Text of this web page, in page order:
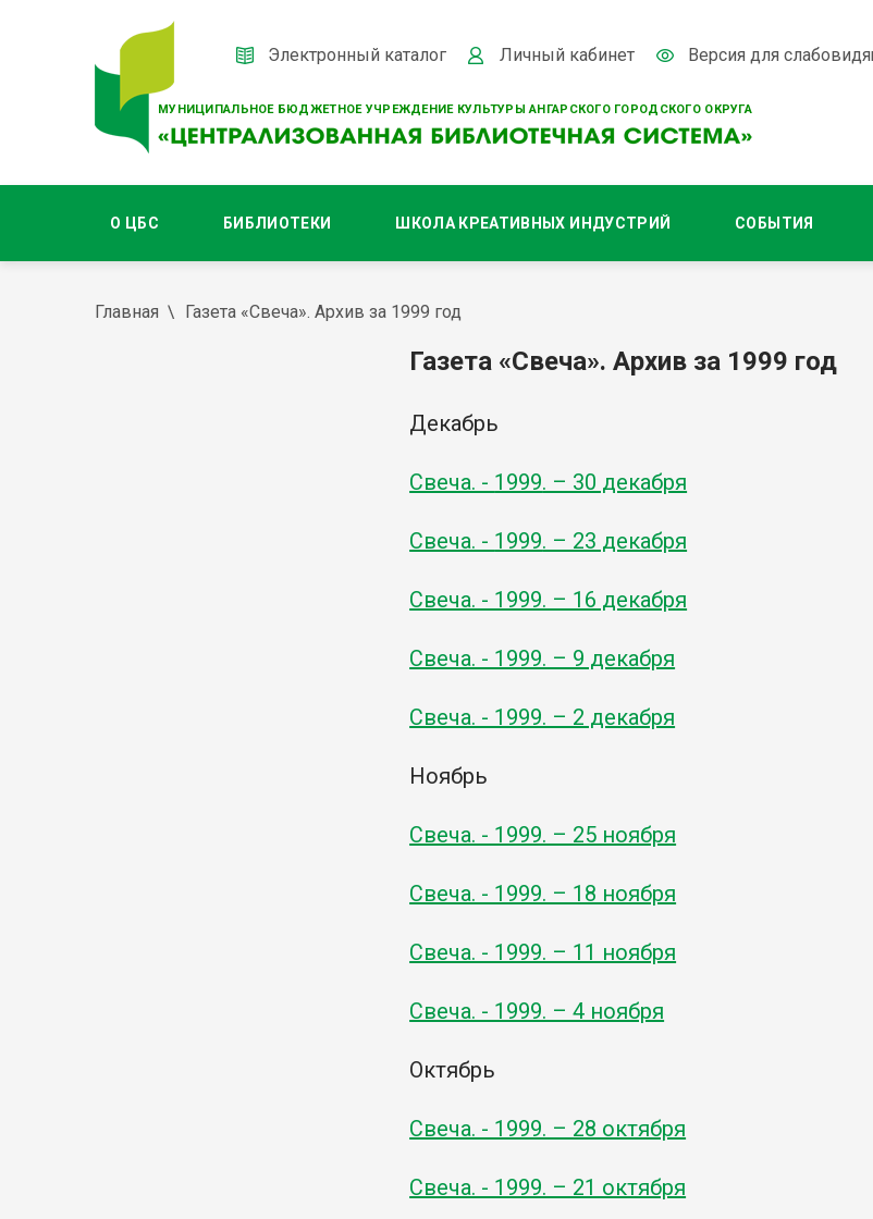
МУНИЦИПАЛЬНОЕ БЮДЖЕТНОЕ УЧРЕЖДЕНИЕ КУЛЬТУРЫ АНГАРСКОГО ГОРОДСКОГО ОКРУГА
Электронный каталог Личный кабинет Версия для
О ЦБС БИБЛИОТЕКИ ШКОЛА КРЕАТИВНЫХ ИНДУСТРИЙ СОБЫТИЯ
Главная Газета «Свеча». Архив за 1999 год
Газета «Свеча». Архив за 1999 год
Декабрь
Свеча. - 1999. – 30 декабря
Свеча. - 1999. – 23 декабря
Свеча. - 1999. – 16 декабря
Свеча. - 1999. – 9 декабря
Свеча. - 1999. – 2 декабря
Ноябрь
Свеча. - 1999. – 25 ноября
Свеча. - 1999. – 18 ноября
Свеча. - 1999. – 11 ноября
Свеча. - 1999. – 4 ноября
Октябрь
Свеча. - 1999. – 28 октября
Свеча. - 1999. – 21 октября